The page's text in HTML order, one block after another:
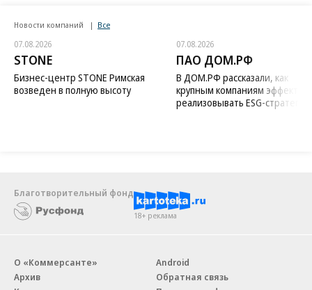
Новости компаний Все
07.08.2026
STONE
Бизнес-центр STONE Римская
возведен в полную высоту
07.08.2026
ПАО ДОМ.РФ
В ДОМ.РФ рассказали, как
крупным компаниям
реализовывать ESG-стратегию
Благотворительный фонд
18+ реклама
О «Коммерсанте»
Архив
Android
Обратная связь